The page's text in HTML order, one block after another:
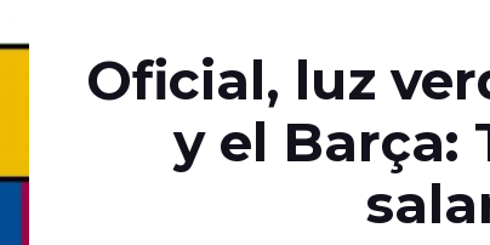
Oficial, luz
y el Barça: